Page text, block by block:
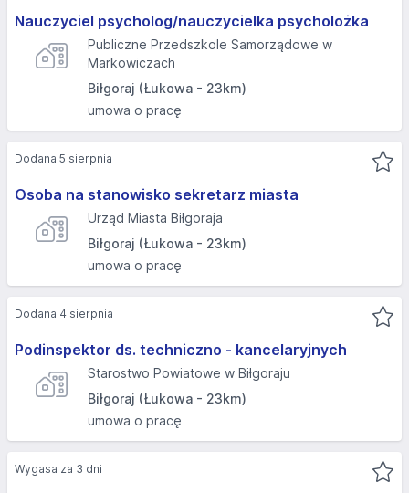
Nauczyciel psycholog/nauczycielka psycholożka
Publiczne Przedszkole Samorządowe w
Markowiczach
Biłgoraj (Łukowa - 23km)
umowa o pracę
Osoba na stanowisko sekretarz miasta
Urząd Miasta Biłgoraja
Biłgoraj (Łukowa - 23km)
umowa o pracę
Dodana 5 sierpnia
Podinspektor ds. techniczno - kancelaryjnych
Starostwo Powiatowe w Biłgoraju
Biłgoraj (Łukowa - 23km)
umowa o pracę
Dodana 4 sierpnia
Wygasa za 3 dni